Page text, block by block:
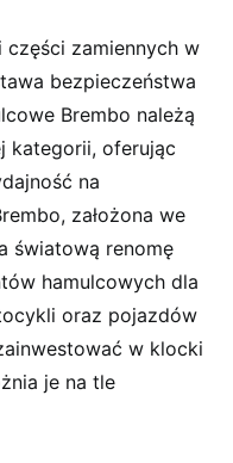
zamiennych w
bezpieczeństwa
Brembo należą
kategorii, oferując
na
założona we
światową renomę
hamulcowych dla
oraz pojazdów
w klocki
je na tle